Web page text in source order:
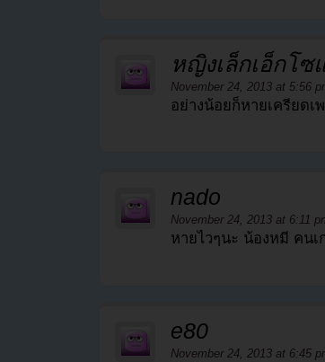
หญิงเล็กเอ็กโซ
November 24, 2013 at 5:56
อย่างน้อยก็หายเครียดเ
nado
November 24, 2013 at 6:11
หายไวๆนะ น้องหมี คนเ
e80
November 24, 2013 at 6:45